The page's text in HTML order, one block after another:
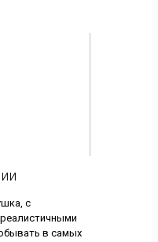
с
в самых